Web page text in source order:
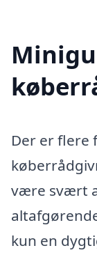
Der er flere
være svært
kun en